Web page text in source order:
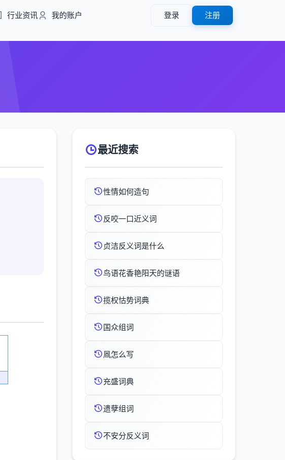
行业资讯 我的账户 登录 注册
最近搜索
性情如何造句
反咬一口近义词
贞洁反义词是什么
鸟语花香艳阳天的谜语
揽权怙势词典
国众组词
凮怎么写
充盛词典
遗孽组词
不安分反义词